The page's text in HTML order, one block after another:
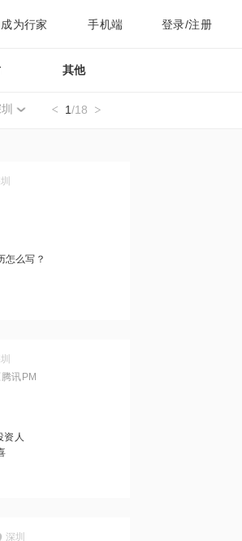
成为行家 手机端 登录/注册
其他
1/18
怎么写？
讯PM
资人
深圳